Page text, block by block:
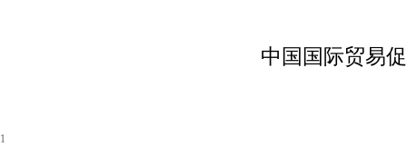
中国国际贸易
1